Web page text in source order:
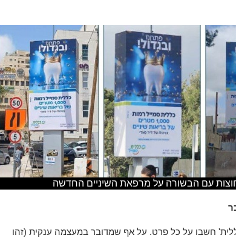
עם הבשורה על מרפאת השיניים החדשה
חשבו על כל פרט. על אף שמדובר במעצמה ענקית (זהו